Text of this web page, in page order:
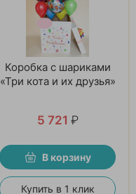
Коробка с шариками
«Три кота и их друзья»
5 721 ₽
В корзину
Купить в 1 клик